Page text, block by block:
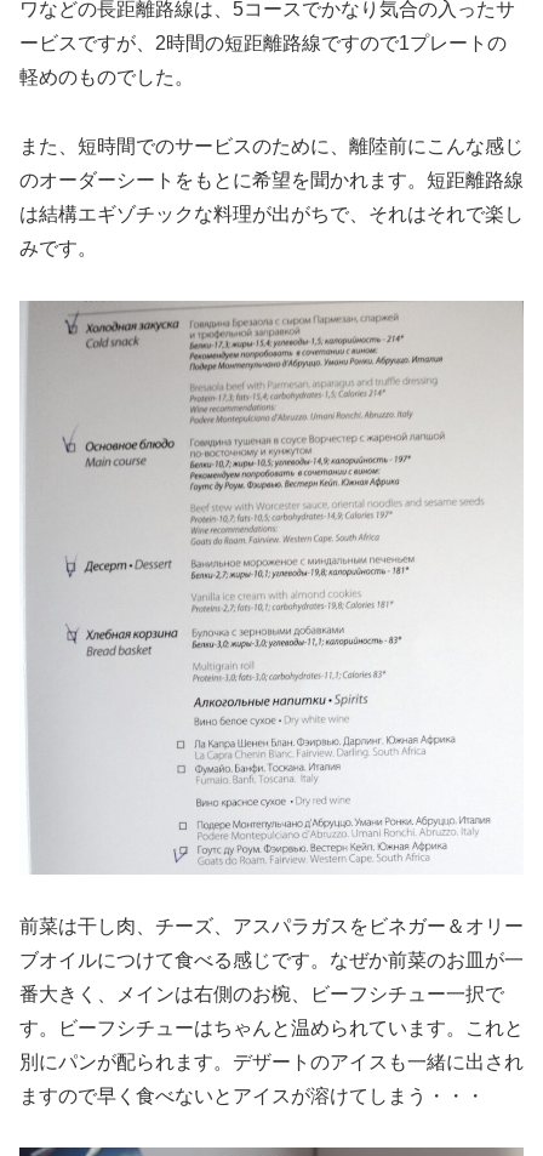
ワなどの長距離路線は、5コースでかなり気合の入ったサ
ービスですが、2時間の短距離路線ですので1プレートの
軽めのものでした。
また、短時間でのサービスのために、離陸前にこんな感じ
のオーダーシートをもとに希望を聞かれます。短距離路線
は結構エギゾチックな料理が出がちで、それはそれで楽し
みです。
前菜は干し肉、チーズ、アスパラガスをビネガー＆オリー
ブオイルにつけて食べる感じです。なぜか前菜のお皿が一
番大きく、メインは右側のお椀、ビーフシチュー一択で
す。ビーフシチューはちゃんと温められています。これと
別にパンが配られます。デザートのアイスも一緒に出され
ますので早く食べないとアイスが溶けてしまう・・・